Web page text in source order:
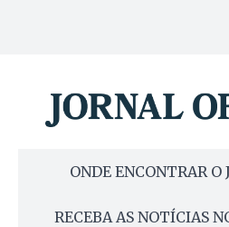
ONDE ENCONTRAR O
RECEBA AS NOTÍCIAS